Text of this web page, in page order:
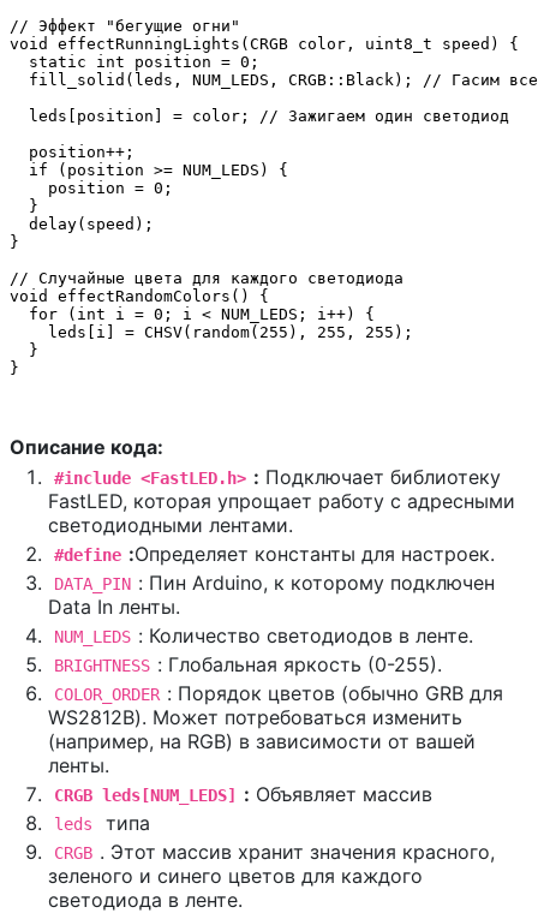
// Эффект "бегущие огни"
void effectRunningLights(CRGB color, uint8_t speed) {
  static int position = 0;
fill_solid(leds, NUM_LEDS, CRGB::Black); // Гасим
  leds[position] = color; // Зажигаем один светодиод
  position++;
  if (position >= NUM_LEDS) {
    position = 0;
  }
  delay(speed);
}
// Случайные цвета для каждого светодиода
void effectRandomColors() {
  for (int i = 0; i < NUM_LEDS; i++) {
    leds[i] = CHSV(random(255), 255, 255);
  }
}
Описание кода:
#include <FastLED.h> : Подключает библиотеку
FastLED, которая упрощает работу с адресными
светодиодными лентами.
#define :Определяет константы для настроек.
DATA_PIN : Пин Arduino, к которому подключен
Data In ленты.
NUM_LEDS : Количество светодиодов в ленте.
BRIGHTNESS : Глобальная яркость (0-255).
COLOR_ORDER : Порядок цветов (обычно GRB для
WS2812B). Может потребоваться изменить
(например, на RGB) в зависимости от вашей
ленты.
CRGB leds[NUM_LEDS] : Объявляет массив
leds типа
CRGB . Этот массив хранит значения красного,
зеленого и синего цветов для каждого
светодиода в ленте.